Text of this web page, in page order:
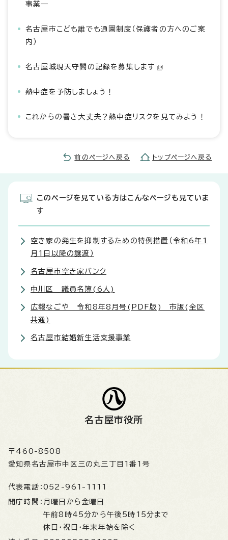
事業―
名古屋市こども誰でも通園制度（保護者の方へのご案
内）
名古屋城現天守閣の記録を募集します
熱中症を予防しましょう！
これからの暑さ大丈夫？熱中症リスクを見てみよう！
前のページへ戻る トップページへ戻る
このページを見ている方はこんなページも見ていま
す
空き家の発生を抑制するための特例措置（令和6年1
月1日以降の譲渡）
名古屋市空き家バンク
中川区 議員名簿(6人)
広報なごや 令和8年8月号(PDF版) 市版(全区
共通)
名古屋市結婚新生活支援事業
名古屋市役所
〒460-8508
愛知県名古屋市中区三の丸三丁目1番1号
代表電話： 052-961-1111
開庁時間： 月曜日から金曜日
午前8時45分から午後5時15分まで
休日・祝日・年末年始を除く